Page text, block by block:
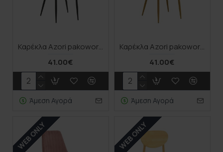
Καρέκλα Azori pakoworld μαύρο βελούδο-πόδι μαύρο μέταλλο 49x55x85εκ
41.00€
Άμεση Αγορά
Καρέκλα Azori pakoworld μπεζ βελούδο με πόδι μετάλλου σε φυσική απόχρωση 49x55x85εκ
41.00€
Άμεση Αγορά
WEB ONLY WEB ONLY